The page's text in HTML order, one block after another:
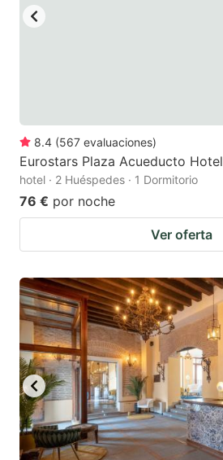
8.4 (567 evaluaciones)
Eurostars Plaza Acueducto Hotel
hotel · 2 Huéspedes · 1 Dormitorio
76 € por noche
Ver oferta